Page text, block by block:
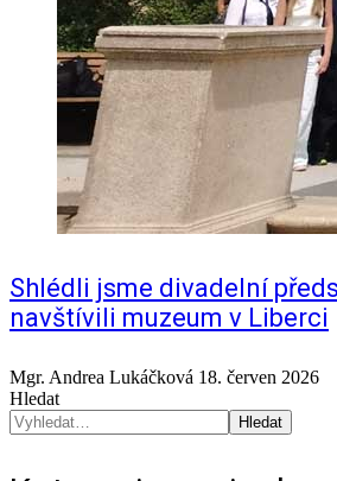
Shlédli jsme divadelní
navštívili muzeum v Liberci
Mgr. Andrea Lukáčková 18. červen 2026
Hledat
Hledat